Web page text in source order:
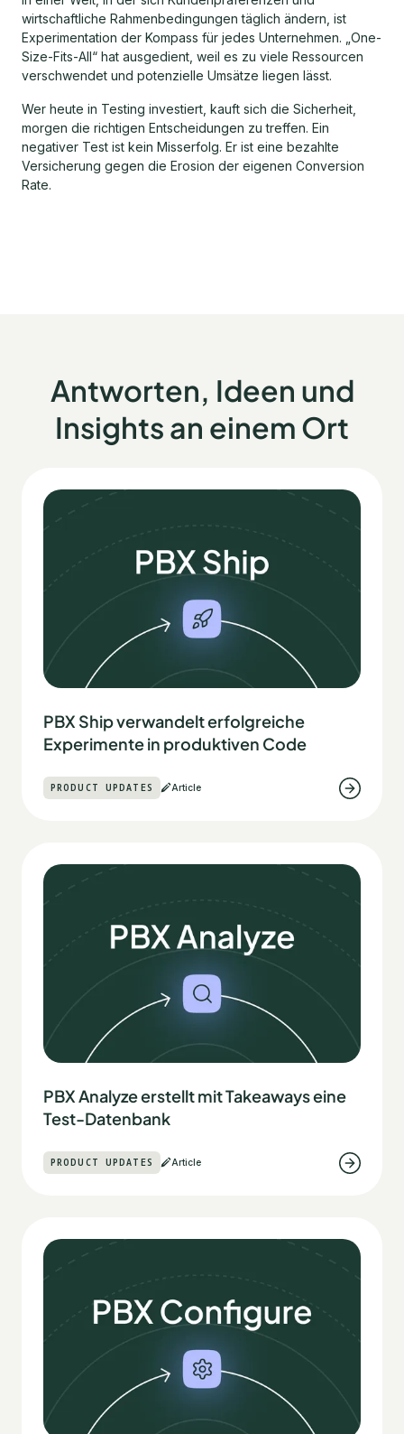
wirtschaftliche Rahmenbedingungen täglich ändern, ist
Experimentation der Kompass für jedes Unternehmen. „One-
Size-Fits-All“ hat ausgedient, weil es zu viele Ressourcen
verschwendet und potenzielle Umsätze liegen lässt.
Wer heute in Testing investiert, kauft sich die Sicherheit,
morgen die richtigen Entscheidungen zu treffen. Ein
negativer Test ist kein Misserfolg. Er ist eine bezahlte
Versicherung gegen die Erosion der eigenen Conversion
Rate.
Antworten, Ideen und
Insights an einem Ort
PBX Ship verwandelt erfolgreiche
Experimente in produktiven Code
PRODUCT UPDATES Article
PBX Analyze erstellt mit Takeaways eine
Test-Datenbank
PRODUCT UPDATES Article